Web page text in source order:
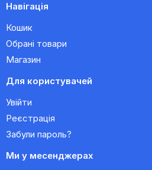
Навігація
Кошик
Обрані товари
Магазин
Для користувачей
Увійти
Реєстрація
Забули пароль?
Ми у месенджерах